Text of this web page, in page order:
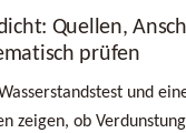
Quellen,
prüfen
und
zeigen, ob